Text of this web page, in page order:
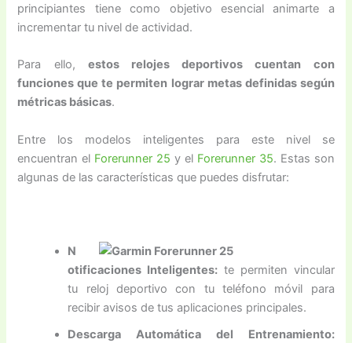
principiantes tiene como objetivo esencial animarte a
incrementar tu nivel de actividad.
Para ello, estos relojes deportivos cuentan con
funciones que te permiten lograr metas definidas según
métricas básicas.
Entre los modelos inteligentes para este nivel se
encuentran el Forerunner 25 y el Forerunner 35. Estas son
algunas de las características que puedes disfrutar:
N
otificaciones Inteligentes: te permiten vincular
tu reloj deportivo con tu teléfono móvil para
recibir avisos de tus aplicaciones principales.
Descarga Automática del Entrenamiento: